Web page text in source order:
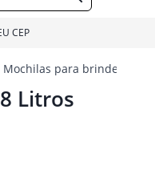
CEP
Mochilas para brindes
Litros